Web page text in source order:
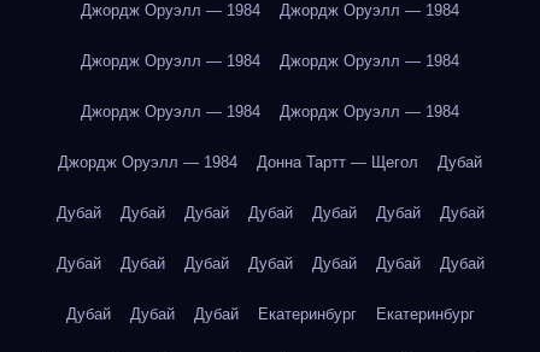
Джордж Оруэлл — 1984 Джордж Оруэлл — 1984
Джордж Оруэлл — 1984 Джордж Оруэлл — 1984
Джордж Оруэлл — 1984 Джордж Оруэлл — 1984
Джордж Оруэлл — 1984 Донна Тартт — Щегол Дубай
Дубай Дубай Дубай Дубай Дубай Дубай Дубай
Дубай Дубай Дубай Дубай Дубай Дубай Дубай
Дубай Дубай Дубай Екатеринбург Екатеринбург